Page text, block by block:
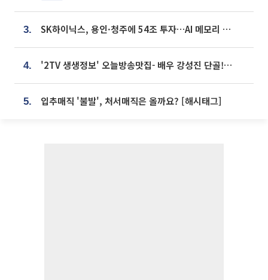
3. SK하이닉스, 용인·청주에 54조 투자…AI 메모리 생산기지 키운다
4. '2TV 생생정보' 오늘방송맛집- 배우 강성진 단골! 쌀국수ㆍ푸팟퐁 커리 맛집 '블○○○'
5. 입추매직 '불발', 처서매직은 올까요? [해시태그]